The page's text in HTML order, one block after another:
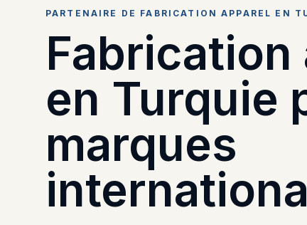
PARTENAIRE DE FABRICATION APPAREL EN
Fabrication
en Turquie
marques